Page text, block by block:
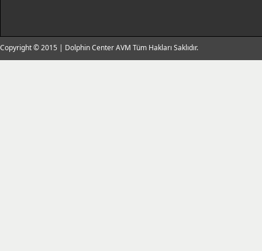
Copyright © 2015 | Dolphin Center AVM Tüm Hakları Saklıdır.